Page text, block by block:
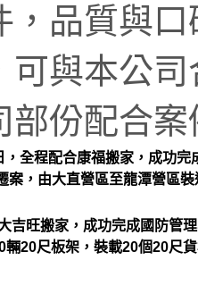
，品質與
可與本公
部份配合案
全程配合康福搬家，成功完
案，由大直營區至龍潭營區
吉旺搬家，成功完成國防管
輛20尺板架，裝載20個20尺